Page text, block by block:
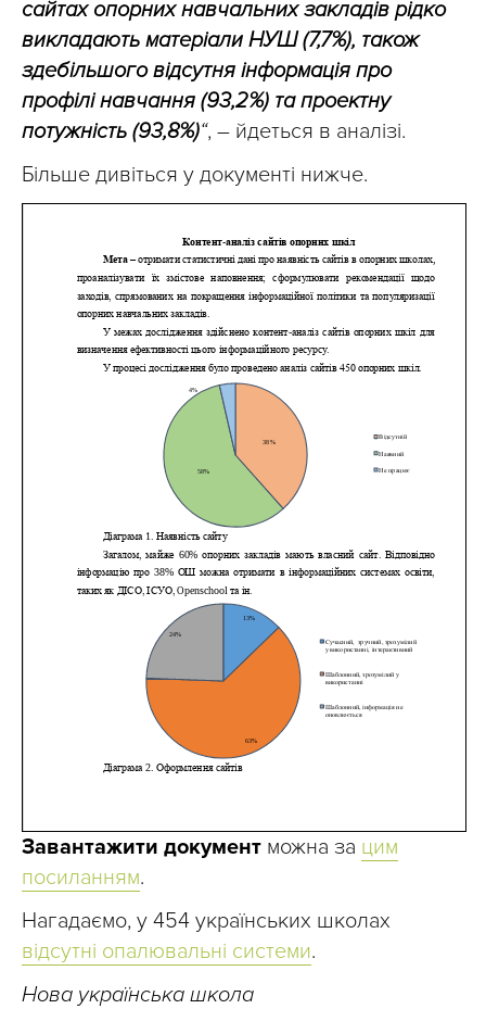
сайтах опорних навчальних закладів рідко
викладають матеріали НУШ (7,7%), також
здебільшого відсутня інформація про
профілі навчання (93,2%) та проектну
потужність (93,8%)“, – йдеться в аналізі.
Більше дивіться у документі нижче.
Завантажити документ можна за цим
посиланням.
Нагадаємо, у 454 українських школах
відсутні опалювальні системи.
Нова українська школа